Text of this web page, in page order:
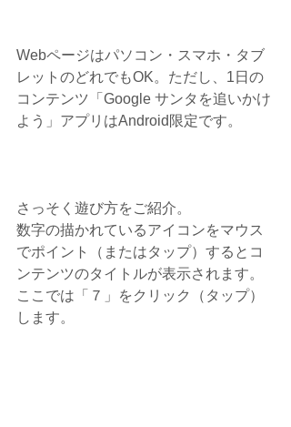
Webページはパソコン・スマホ・タブ
レットのどれでもOK。ただし、1日の
コンテンツ「Google サンタを追いかけ
よう」アプリはAndroid限定です。
さっそく遊び方をご紹介。
数字の描かれているアイコンをマウス
でポイント（またはタップ）するとコ
ンテンツのタイトルが表示されます。
ここでは「７」をクリック（タップ）
します。